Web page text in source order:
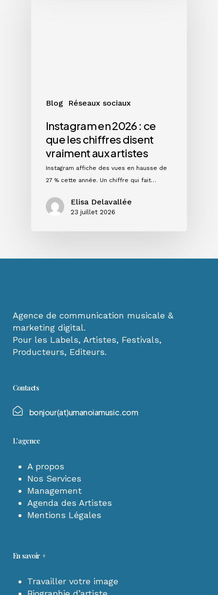
Blog Réseaux sociaux
artistes
Instagram en 2026 : ce
que les chiffres disent
vraiment aux artistes
Instagram affiche des vues en hausse de
27 % cette année. Un chiffre qui fait…
Elisa Delavallée
23 juillet 2026
Agence de communication musicale &
marketing digital.
Pour les Labels, Artistes, Festivals,
Producteurs, Editeurs.
Contacts
bonjour(at)umanoiamusic.com
L’agence
A propos
Nos Services
Management
Agenda des Artistes
Mentions Légales
En savoir +
Travailler votre image